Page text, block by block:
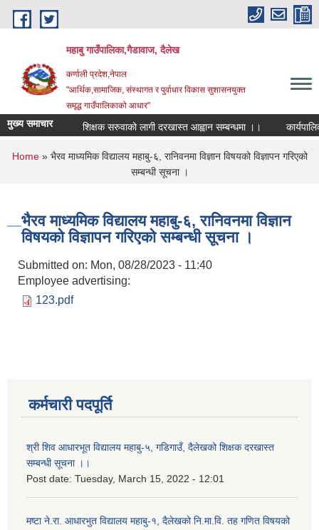
Skip to main content
महाबु गाउँपालिका,गैडावाज, दैलेख
कर्णाली प्रदेश,नेपाल
"आर्थिक,सामाजिक, संस्थागत र पुर्वाधार विकास सुशासनयुक्त
समृद्ध गाउँपालिकाकाे आधार"
मुख्य समाचार शिक्षक सरुवाको लागी दरखास्त आह्वान सम्बन्धमा ।।
You are here
Home» भैरव माध्यमिक विद्यालय महाबु-६, रानिवनमा विज्ञान विषयको विज्ञापन गरिएको
सम्बन्धी सूचना ।
भैरव माध्यमिक विद्यालय महाबु-६, रानिवनमा विज्ञान
विषयको विज्ञापन गरिएको सम्बन्धी सूचना ।
Submitted on: Mon, 08/28/2023 - 11:40
Employee advertising:
123.pdf
कर्मचारी पदपूर्ति
श्री शिव आधारभूत विद्यालय महाबु-५, गडिगाउँ, दैलेखको शिक्षक दरखास्त
सम्बन्धी सूचना ।।
Post date: Tuesday, March 15, 2022 - 12:01
मष्टा ने.रा. आधारभुत विद्यालय महाबु-१, दैलेखको नि.मा.वि. तह गणित विषयको